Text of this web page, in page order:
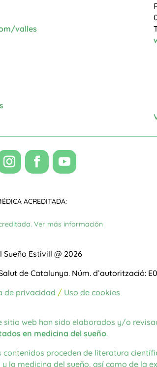
valles
ACREDITADA:
Sueño Estivill @ 2026
de Catalunya. Núm. d’autorització:
de privacidad / Uso de cookies
web han sido elaborados y/o
en medicina del sueño.
proceden de literatura
medicina del sueño, así como de la